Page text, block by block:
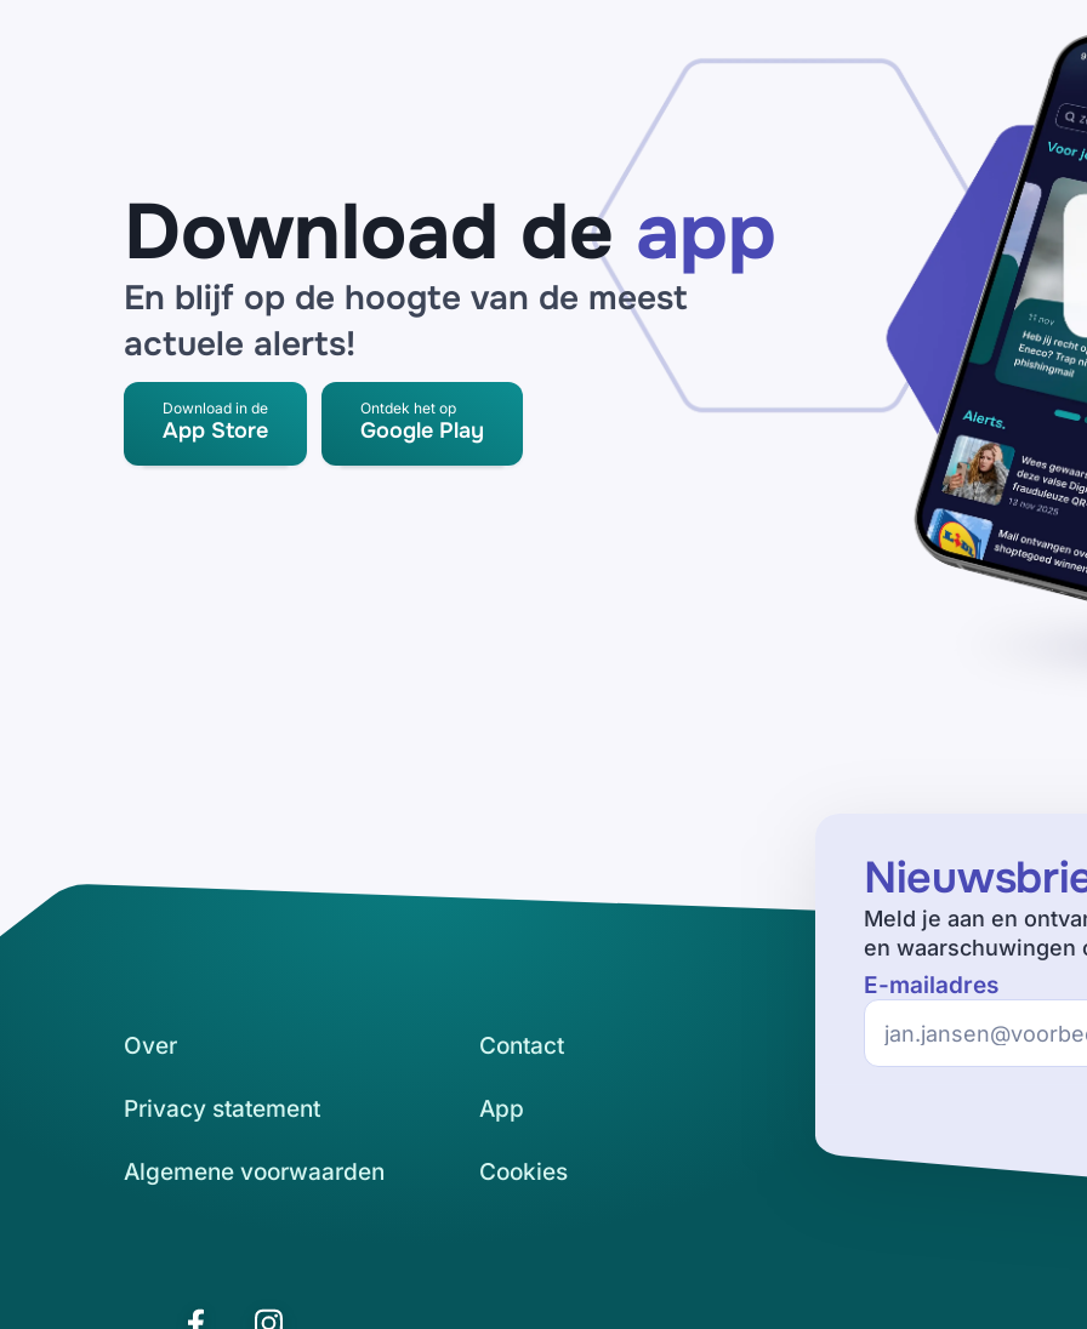
Download de app
En blijf op de hoogte van de meest
actuele alerts!
Download in de
App Store
Ontdek het op
Google Play
Meld je aan en
en waarschuwingen
E-mailadres
Over Contact
Privacy statement App
Algemene voorwaarden Cookies